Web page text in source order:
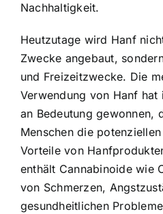
Nachhaltigkeit.
Heutzutage wird Hanf
Zwecke angebaut,
und Freizeitzwecke. Die
Verwendung von Hanf
an Bedeutung gewonnen,
Menschen die
Vorteile von
enthält Cannabinoide wie
von Schmerzen,
gesundheitlichen